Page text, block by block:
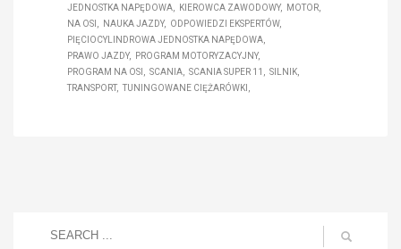
JEDNOSTKA NAPĘDOWA
KIEROWCA ZAWODOWY
MOTOR
NA OSI
NAUKA JAZDY
ODPOWIEDZI EKSPERTÓW
PIĘCIOCYLINDROWA JEDNOSTKA NAPĘDOWA
PRAWO JAZDY
PROGRAM MOTORYZACYJNY
PROGRAM NA OSI
SCANIA SCANIA SUPER 11
SILNIK
TRANSPORT
TUNINGOWANE CIĘŻARÓWKI